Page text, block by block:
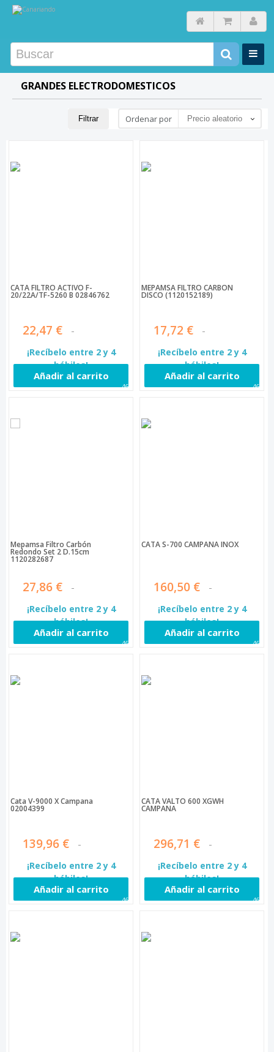
GRANDES ELECTRODOMESTICOS
Filtrar Ordenar por Precio aleatorio
CATA FILTRO ACTIVO F-
20/22A/TF-5260 B 02846762
22,47 €
¡Recíbelo entre 2 y 4
hábiles!
Añadir al carrito
460
MEPAMSA FILTRO CARBÓN
DISCO (1120152189)
17,72 €
¡Recíbelo entre 2 y 4
hábiles!
Añadir al carrito
461
Mepamsa Filtro Carbón
Redondo Set 2 D.15cm
1120282687
27,86 €
¡Recíbelo entre 2 y 4
hábiles!
Añadir al carrito
462
CATA S-700 CAMPANA INOX
160,50 €
¡Recíbelo entre 2 y 4
hábiles!
Añadir al carrito
465
Cata V-9000 X Campana
02004399
139,96 €
¡Recíbelo entre 2 y 4
hábiles!
Añadir al carrito
466
CATA VALTO 600 XGWH
CAMPANA
296,71 €
¡Recíbelo entre 2 y 4
hábiles!
Añadir al carrito
468